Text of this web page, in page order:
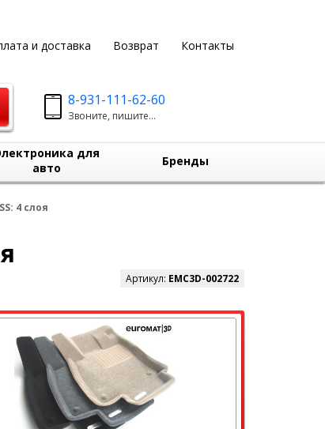
и доставка Возврат Контакты
8-931-111-62-60
Звоните, пишите...
для
авто
Бренды
4 слоя
Артикул: EMC3D-002722